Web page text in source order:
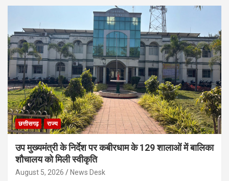
छत्तीसगढ़ राज्य
उप मुख्यमंत्री के निर्देश पर कबीरधाम के 129 शालाओं में बालिका
शौचालय को मिली स्वीकृति
August 5, 2026 News Desk